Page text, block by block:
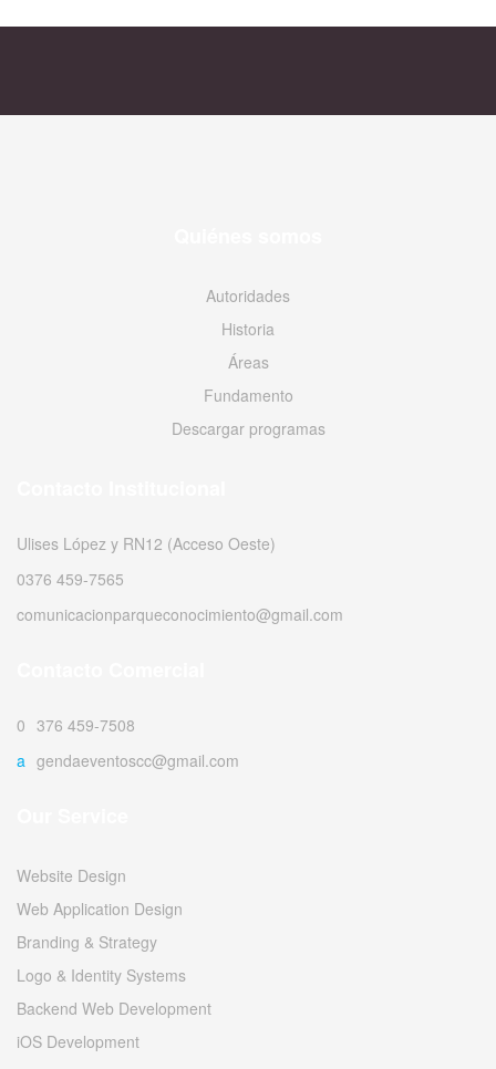
Autoridades
Historia
Áreas
Fundamento
Descargar programas
Ulises López y RN12 (Acceso Oeste)
0376 459-7565
comunicacionparqueconocimiento@gmail.com
0376 459-7508
agendaeventoscc@gmail.com
Website Design
Web Application Design
Branding & Strategy
Logo & Identity Systems
Backend Web Development
iOS Development